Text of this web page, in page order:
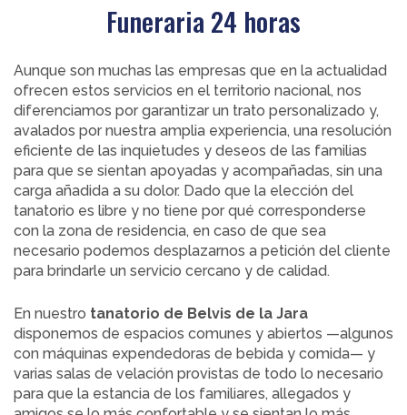
Funeraria 24 horas
Aunque son muchas las empresas que en la actualidad
ofrecen estos servicios en el territorio nacional, nos
diferenciamos por garantizar un trato personalizado y,
avalados por nuestra amplia experiencia, una resolución
eficiente de las inquietudes y deseos de las familias
para que se sientan apoyadas y acompañadas, sin una
carga añadida a su dolor. Dado que la elección del
tanatorio es libre y no tiene por qué corresponderse
con la zona de residencia, en caso de que sea
necesario podemos desplazarnos a petición del cliente
para brindarle un servicio cercano y de calidad.
En nuestro tanatorio de Belvis de la Jara
disponemos de espacios comunes y abiertos —algunos
con máquinas expendedoras de bebida y comida— y
varias salas de velación provistas de todo lo necesario
para que la estancia de los familiares, allegados y